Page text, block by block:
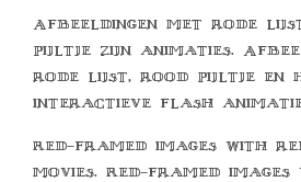
Afbeeldingen met rode
pijltje zijn animaties.
rode lijst, rood pijltje en
interactieve flash
Red-framed images with
movies. Red-framed